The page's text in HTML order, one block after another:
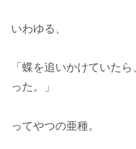
いわゆる、
「蝶を追いかけていた
った。」
ってやつの亜種。